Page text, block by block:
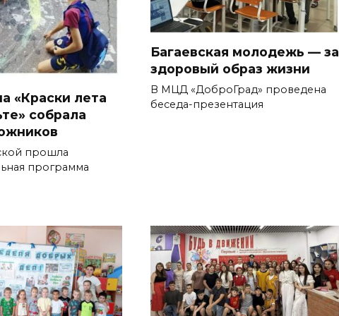
«Краски лета
собрала
прошла
программа
Багаевская молодежь — за
здоровый образ жизни
В МЦД «ДоброГрад» проведена
беседа-презентация